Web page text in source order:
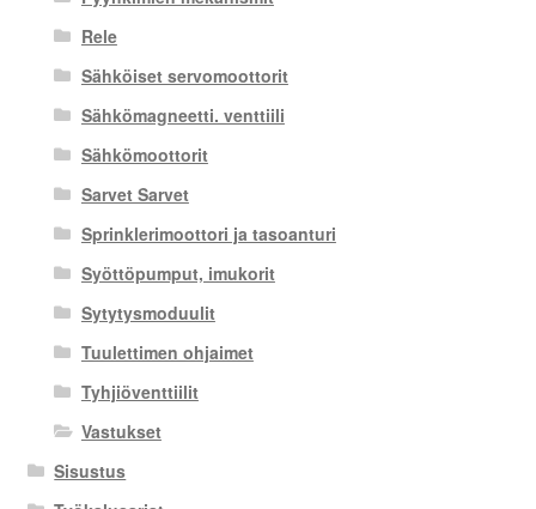
Rele
Sähköiset servomoottorit
Sähkömagneetti. venttiili
Sähkömoottorit
Sarvet Sarvet
Sprinklerimoottori ja tasoanturi
Syöttöpumput, imukorit
Sytytysmoduulit
Tuulettimen ohjaimet
Tyhjiöventtiilit
Vastukset
Sisustus